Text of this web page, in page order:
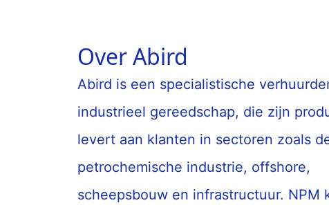
Over Abird
Abird is een specialistische
industrieel gereedschap, die zijn
levert aan klanten in sectoren zoals
petrochemische industrie, offshore,
scheepsbouw en infrastructuur. NPM